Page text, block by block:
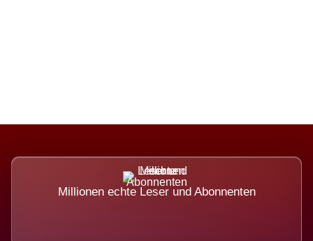
Millionen echte Leser und Abonnenten